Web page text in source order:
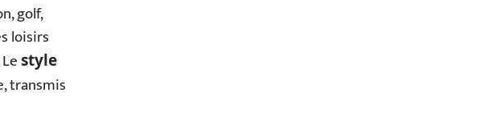
golf,
loisirs
style
transmis